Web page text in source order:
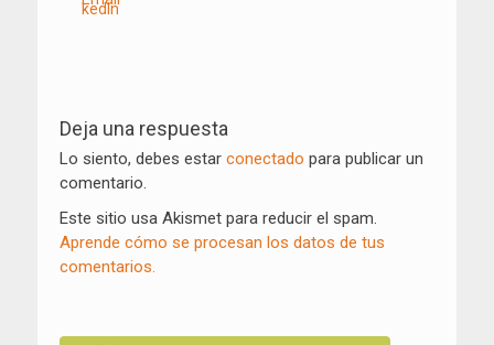
de
entradas
Deja una respuesta
Lo siento, debes estar conectado para publicar un
comentario.
Este sitio usa Akismet para reducir el spam.
Aprende cómo se procesan los datos de tus
comentarios.